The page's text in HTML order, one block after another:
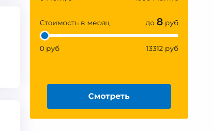
Стоимость в месяц до 8 руб
0 руб 13312 руб
Смотреть